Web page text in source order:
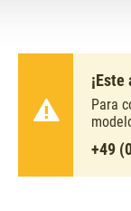
Para
+49